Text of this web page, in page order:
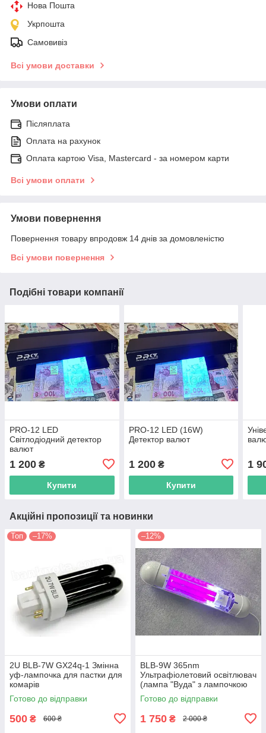
Нова Пошта
Укрпошта
Самовивіз
Всі умови доставки
Умови оплати
Післяплата
Оплата на рахунок
Оплата картою Visa, Mastercard - за номером карти
Всі умови оплати
Умови повернення
Повернення товару впродовж 14 днів за домовленістю
Всі умови повернення
Подібні товари компанії
PRO-12 LED
Світлодіодний детектор
валют
1 200 ₴
Купити
PRO-12 LED (16W)
Детектор валют
1 200₴
Купити
1
Акційні пропозиції та новинки
Топ –17%
2U BLB-7W GX24q-1 Змінна
уф-лампочка для пастки для
комарів
Готово до відправки
500 ₴ 600 ₴
–12%
BLB-9W 365nm
Ультрафіолетовий освітлювач
(лампа "Вуда" з лампочкою
PL-S 9W від PHILIPS)
Готово до відправки
1 750 ₴ 2 000 ₴